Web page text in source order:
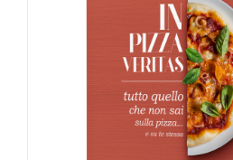
AGGIUNGI AL CARRELLO